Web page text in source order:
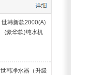
世韩新款2000(A)
(豪华款)纯水机
世韩净水器（升级